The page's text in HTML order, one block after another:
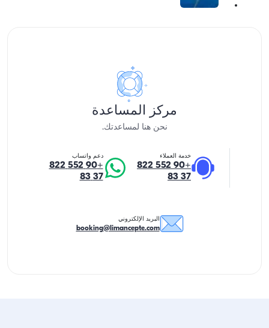
مركز المساعدة
نحن هنا لمساعدتك.
خدمة العملاء
+90 552 822
37 83
دعم واتساب
+90 552 822
37 83
البريد الإلكتروني
booking@limancepte.com